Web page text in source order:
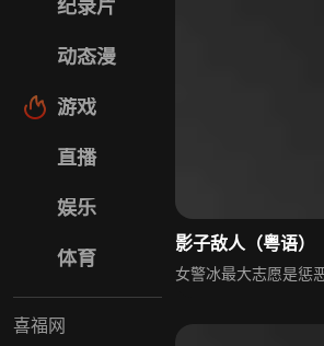
纪录片
动态漫
游戏
直播
娱乐
体育
喜福网
影子敌人（粤语）